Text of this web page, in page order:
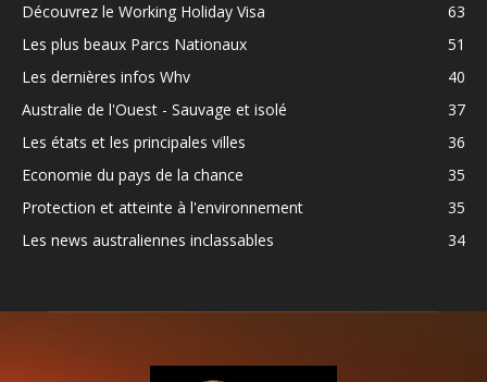
Découvrez le Working Holiday Visa
63
Les plus beaux Parcs Nationaux
51
Les dernières infos Whv
40
Australie de l'Ouest - Sauvage et isolé
37
Les états et les principales villes
36
Economie du pays de la chance
35
Protection et atteinte à l'environnement
35
Les news australiennes inclassables
34